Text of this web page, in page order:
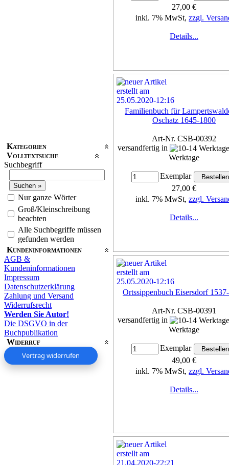
Kategorien
Volltextsuche
Suchbegriff
Nur ganze Wörter
Groß/Kleinschreibung
beachten
Alle Suchbegriffe müssen
gefunden werden
Kundeninformationen
AGB &
Kundeninformationen
Impressum
Datenschutzerklärung
Zahlung und Versand
Widerrufsrecht
Werden Sie Autor!
Die DSGVO in der
Buchpublikation
Widerruf
Vertrag widerrufen
27,00 €
inkl. 7% MwSt,zzgl.
Details...
Familienbuch für
Oschatz 1645-1800
Art-Nr. CSB-00392
versandfertig in
Werktage
Exemplar
27,00 €
inkl. 7% MwSt,zzgl.
Details...
Ortssippenbuch Eisersdorf
Art-Nr. CSB-00391
versandfertig in
Werktage
Exemplar
49,00 €
inkl. 7% MwSt,zzgl.
Details...